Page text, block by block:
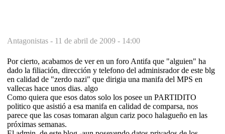
Antagonistas - 11 de abril de 2009 - 14:00
Por cierto, acabamos de ver en un foro Antifa que "alguien" ha
dado la filiación, dirección y telefono del adminisrador de este blg
en calidad de "zerdo nazi" que dirigia una manifa del MPS en
vallecas hace unos dias. algo
Como quiera que esos datos solo los posee un PARTIDITO
politico que asistió a esa manifa en calidad de comparsa, nos
parece que las cosas tomaran algun cariz poco halagueño en las
próximas semanas.